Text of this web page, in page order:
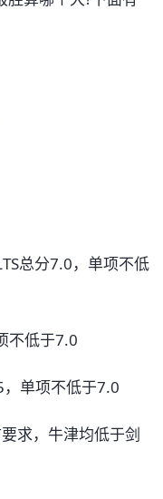
总分7.0，单项不低
不低于7.0
，单项不低于7.0
求，牛津均低于剑